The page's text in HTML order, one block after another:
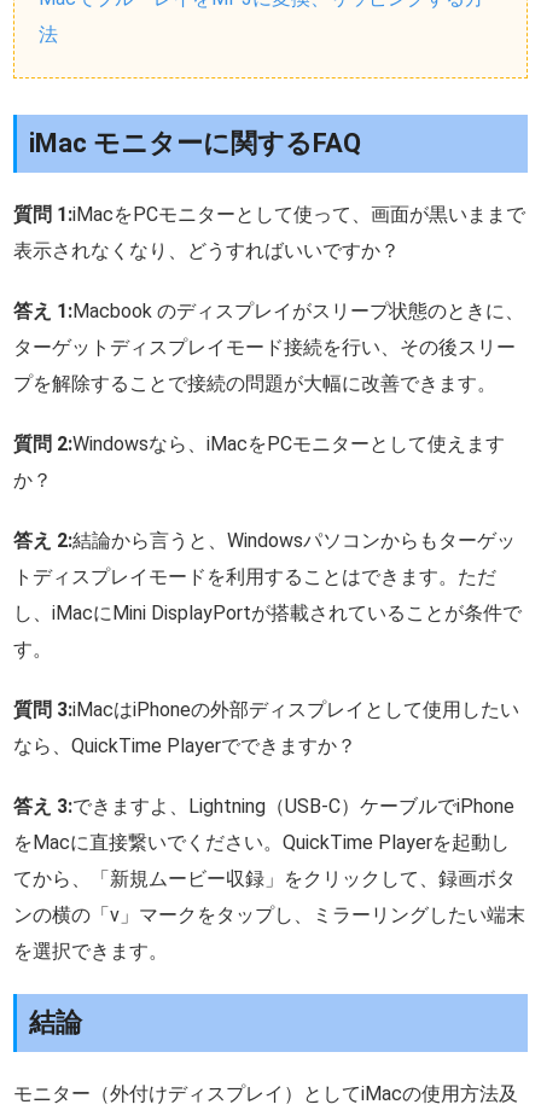
法
iMac モニターに関するFAQ
質問 1:iMacをPCモニターとして使って、画面が黒いままで
表示されなくなり、どうすればいいですか？
答え 1:Macbook のディスプレイがスリープ状態のときに、
ターゲットディスプレイモード接続を行い、その後スリー
プを解除することで接続の問題が大幅に改善できます。
質問 2:Windowsなら、iMacをPCモニターとして使えます
か？
答え 2:結論から言うと、Windowsパソコンからもターゲッ
トディスプレイモードを利用することはできます。ただ
し、iMacにMini DisplayPortが搭載されていることが条件で
す。
質問 3:iMacはiPhoneの外部ディスプレイとして使用したい
なら、QuickTime Playerでできますか？
答え 3:できますよ、Lightning（USB-C）ケーブルでiPhone
をMacに直接繋いでください。QuickTime Playerを起動し
てから、「新規ムービー収録」をクリックして、録画ボタ
ンの横の「v」マークをタップし、ミラーリングしたい端末
を選択できます。
結論
モニター（外付けディスプレイ）としてiMacの使用方法及